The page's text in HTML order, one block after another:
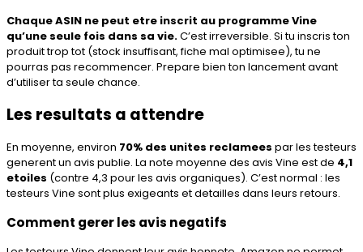
Chaque ASIN ne peut etre inscrit au programme Vine
qu’une seule fois dans sa vie.C’est irreversible. Si tu inscris ton
produit trop tot (stock insuffisant, fiche mal optimisee), tu ne
pourras pas recommencer. Prepare bien ton lancement avant
d’utiliser ta seule chance.
Les resultats a attendre
En moyenne, environ 70% des unites reclamees par les testeurs
generent un avis publie. La note moyenne des avis Vine est de 4,1
etoiles (contre 4,3 pour les avis organiques). C’est normal : les
testeurs Vine sont plus exigeants et detailles dans leurs retours.
Comment gerer les avis negatifs